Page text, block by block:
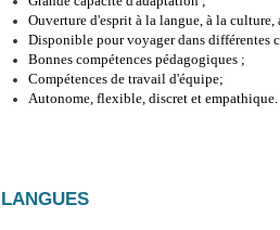
Ouverture d'esprit à la langue, à la culture,
Disponible pour voyager dans différentes
Bonnes compétences pédagogiques ;
Compétences de travail d'équipe;
Autonome, flexible, discret et empathique.
LANGUES